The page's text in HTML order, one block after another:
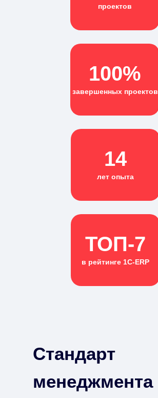
проектов
завершенных проектов
100%
ТОП-7
в рейтинге 1С-ERP
лет опыта
14
Стандарт
менеджмента